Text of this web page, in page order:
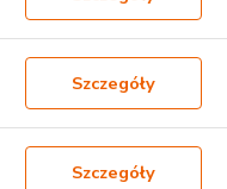
Szczegóły
Szczegóły